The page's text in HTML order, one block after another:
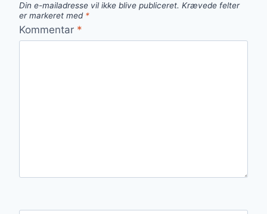
Din e-mailadresse vil ikke blive publiceret. Krævede felter
er markeret med *
Kommentar *